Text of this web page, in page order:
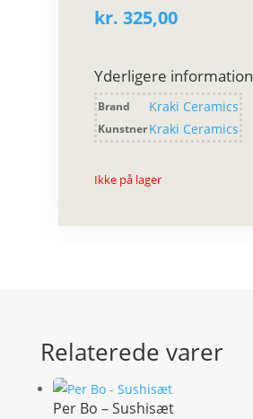
kr. 325,00
Yderligere information
Brand Kraki Ceramics
KunstnerKraki Ceramics
Ikke på lager
Relaterede varer
Per Bo – Sushisæt